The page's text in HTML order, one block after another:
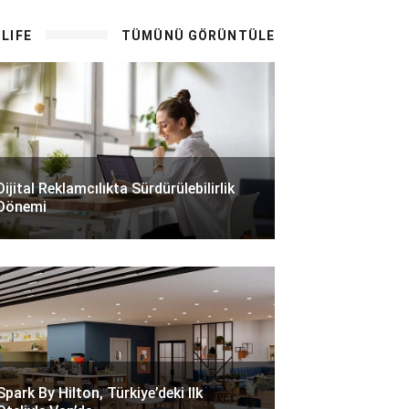
TÜMÜNÜ GÖRÜNTÜLE
Reklamcılıkta Sürdürülebilirlik
By Hilton, Türkiye’deki Ilk